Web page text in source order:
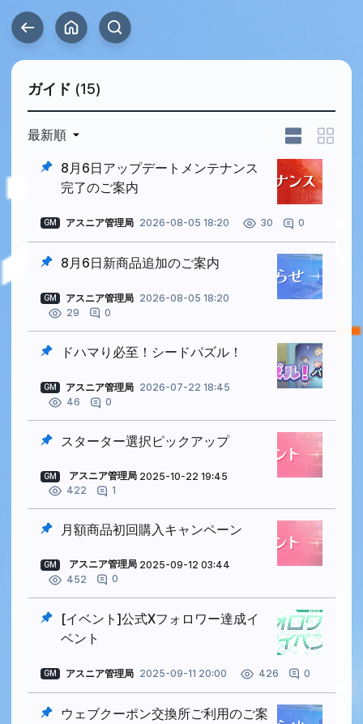
ガイド (15)
最新順
8月6日アップデートメンテナンス
完了のご案内
GM アスニア管理局 2026-08-05 18:20 30 0
8月6日新商品追加のご案内
GM アスニア管理局 2026-08-05 18:20
29
0
ドハマり必至！シードパズル！
GM アスニア管理局 2026-07-22 18:45
46
0
スターター選択ピックアップ
GM アスニア管理局 2025-10-22 19:45
422
1
月額商品初回購入キャンペーン
GM アスニア管理局 2025-09-12 03:44
452
0
[イベント]公式Xフォロワー達成イ
ベント
GM アスニア管理局 2025-09-11 20:00 426 0
ウェブクーポン交換所ご利用のご案